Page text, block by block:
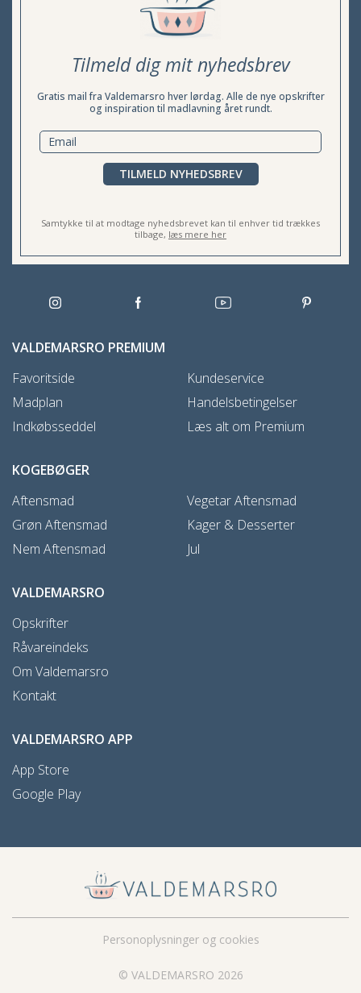
Tilmeld dig mit nyhedsbrev
Gratis mail fra Valdemarsro hver lørdag. Alle de nye opskrifter
og inspiration til madlavning året rundt.
TILMELD NYHEDSBREV
Samtykke til at modtage nyhedsbrevet kan til enhver tid trækkes
tilbage, læs mere her
VALDEMARSRO PREMIUM
Favoritside
Madplan
Indkøbsseddel
Kundeservice
Handelsbetingelser
Læs alt om Premium
KOGEBØGER
Aftensmad
Grøn Aftensmad
Nem Aftensmad
Vegetar Aftensmad
Kager & Desserter
Jul
VALDEMARSRO
Opskrifter
Råvareindeks
Om Valdemarsro
Kontakt
VALDEMARSRO APP
App Store
Google Play
© VALDEMARSRO 2026
Personoplysninger og cookies